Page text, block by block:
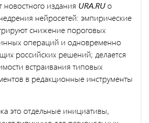
новостного издания URA.RUо
нейросетей: эмпирические
снижение пороговых
операций и одновременно
российских решений; делается
встраивания типовых
в редакционные инструменты
это отдельные инициативы,